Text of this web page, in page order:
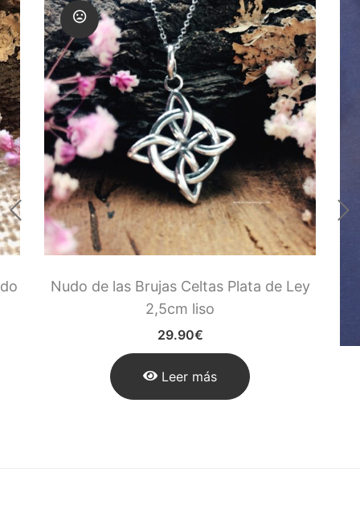
Runas de las Brujas
Shungit
Signos del Zodiaco
Uncategorized
Velas Y Velones
Zen y Feng Shui
Nudo de las Brujas Celtas Plata de Ley
2,5cm liso
29.90€
Leer más